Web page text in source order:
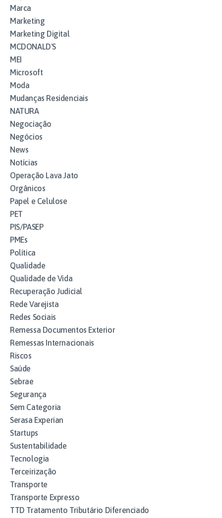
Marca
Marketing
Marketing Digital
MCDONALD'S
MEI
Microsoft
Moda
Mudanças Residenciais
NATURA
Negociação
Negócios
News
Notícias
Operação Lava Jato
Orgânicos
Papel e Celulose
PET
PIS/PASEP
PMEs
Política
Qualidade
Qualidade de Vida
Recuperação Judicial
Rede Varejista
Redes Sociais
Remessa Documentos Exterior
Remessas Internacionais
Riscos
Saúde
Sebrae
Segurança
Sem Categoria
Serasa Experian
Startups
Sustentabilidade
Tecnologia
Terceirização
Transporte
Transporte Expresso
TTD Tratamento Tributário Diferenciado